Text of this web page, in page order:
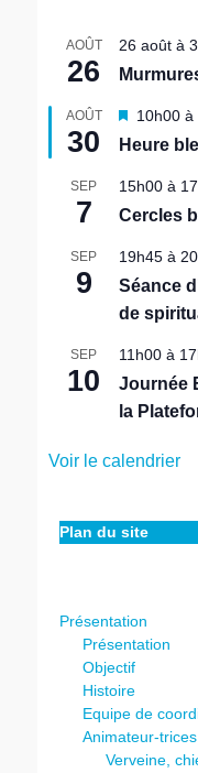
Dieu
AOÛT
26
26 août à
AOÛT
30
M
s
e
a
a
n
10h00 à
Heure
SEP
7
15h00 à
Cercles
SEP
9
19h45 à
Séance
de
SEP
10
11h00 à
Journée
la
Voir le calendrier
Plan du site
Présentation
Présentation
Objectif
Histoire
Equipe de
Animateur-trices
Verveine,